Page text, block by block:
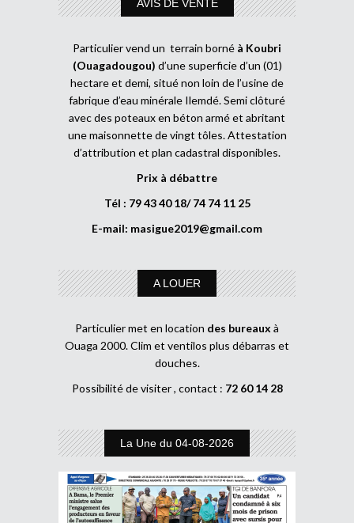
AVIS DE VENTE
Particulier vend un terrain borné à Koubri
(Ouagadougou) d’une superficie d’un (01)
hectare et demi, situé non loin de l’usine de
fabrique d’eau minérale Ilemdé. Semi clôturé
avec des poteaux en béton armé et abritant
une maisonnette de vingt tôles. Attestation
d’attribution et plan cadastral disponibles.
Prix à débattre
Tél : 79 43 40 18/ 74 74 11 25
E-mail: masigue2019@gmail.com
A LOUER
Particulier met en location des bureaux à
Ouaga 2000. Clim et ventilos plus débarras et
douches.
Possibilité de visiter , contact : 72 60 14 28
La Une du 04-08-2026